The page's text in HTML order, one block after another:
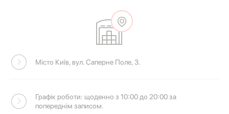
Місто Київ, вул. Саперне Поле, 3.
Графік роботи: щоденно з 10:00 до 20:00 за
попереднім записом.